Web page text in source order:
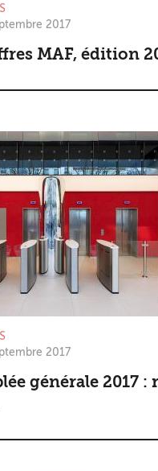
2017
MAF, édition
2017
générale 2017 :